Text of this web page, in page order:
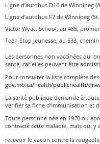
Ligne d’autobus D16 de Winnipeg
Ligne d’autobus F7 de Winnipeg
Victor Wyatt School, au 485,
Teen Stop Jeunesse, au 533,
Les personnes non vaccinées qui
santé, car elles peuvent être
Pour consulter la liste complète
gov.mb.ca/health/publichealth/
La santé publique demande à
vérifier sa fiche d’immunisation et
Toute personne née en 1970 ou
contracté cette maladie, mais qui y
recevoir le vaccin contre la rougeole;